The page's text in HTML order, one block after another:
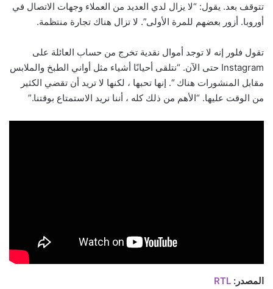
تتوقف بعد. يقول: “لا يزال لدي العديد من العملاء وجهات الاتصال في
أوروبا. أزور بعضهم للمرة الأولى”. لا تزال هناك تجارة منتظمة.
تقول فلور إنه لا توجد أموال نقدية تخرج من حساب العائلة على
Instagram حتى الآن. “نتلقى أحيانًا أشياء مثل أواني الطبخ والملابس
مقابل المنشورات هناك “. إنها تحبها ، لكنها لا تريد أن تقضي الكثير
من الوقت عليها. “الأهم من ذلك كله ، أننا نريد الاستمتاع بوقتنا.”
المصدر: RTL